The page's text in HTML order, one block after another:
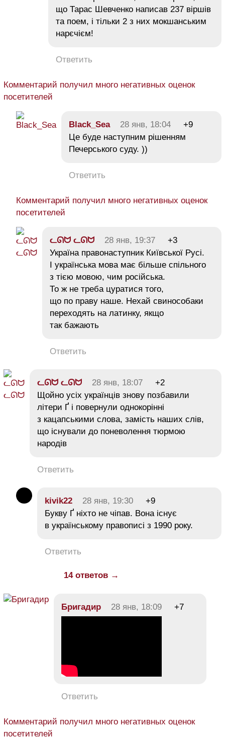
що Тарас Шевченко написав 237 віршів
та поем, і тільки 2 з них мокшанським
нарєчієм!
Ответить
Комментарий получил много негативных оценок
посетителей
Black_Sea 28 янв, 18:04
+9
Це буде наступним рішенням
Печерського суду. ))
Ответить
Комментарий получил много негативных оценок
посетителей
ᓚᘏᗢ ᓚᘏᗢ 28 янв, 19:37
+3
Україна правонаступник Київської Русі.
І українська мова має більше спільного
з тією мовою, чим російська.
То ж не треба цуратися того,
що по праву наше. Нехай свинособаки
переходять на латинку, якщо
так бажають
Ответить
ᓚᘏᗢ ᓚᘏᗢ 28 янв, 18:07
+2
Щойно усіх українців знову позбавили
літери Ґ і повернули однокорінні
з кацапськими слова, замість наших слів,
що існували до поневолення тюрмою
народів
Ответить
kivik22 28 янв, 19:30
+9
Букву Ґ ніхто не чіпав. Вона існує
в українському правописі з 1990 року.
Ответить
14 ответов →
Бригадир 28 янв, 18:09 +7
Ответить
Комментарий получил много негативных оценок
посетителей